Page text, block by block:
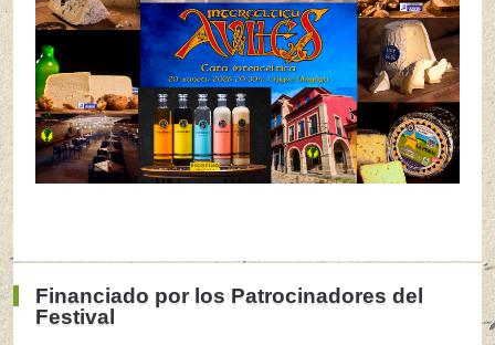
Financiado por los Patrocinadores del
Festival